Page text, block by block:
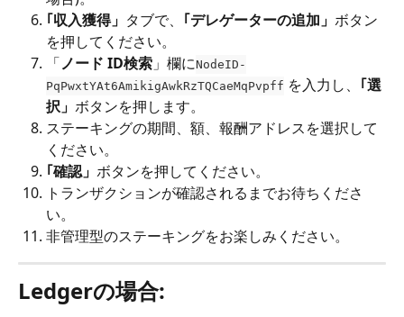
｢収入獲得」 タブで、 ｢デレゲーターの追加」 ボタン
を押してください。
「ノード ID検索 」欄にNodeID-
PqPwxtYAt6AmikigAwkRzTQCaeMqPvpff を入力し、 ｢選
択」 ボタンを押します。
ステーキングの期間、額、報酬アドレスを選択して
ください。
｢確認」 ボタンを押してください。
トランザクションが確認されるまでお待ちくださ
い。
非管理型のステーキングをお楽しみください。
Ledgerの場合: